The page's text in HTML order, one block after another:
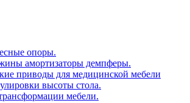
опоры.
амортизаторы демпферы.
приводы для медицинской мебели
высоты стола.
мебели.